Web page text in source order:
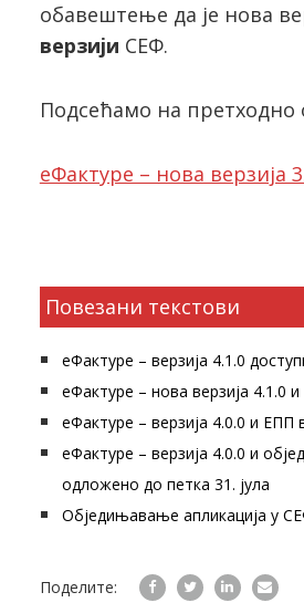
обавештење да је нова
верзији СЕФ.
Подсећамо на претходно
еФактуре – нова верзија
Повезани текстови
еФактуре – верзија 4.1.0
еФактуре – нова верзија 4.1.0
еФактуре – верзија 4.0.0 и ЕПП
еФактуре – верзија 4.0.0 и
одложено до петка 31. јула
Обједињавање апликација у
Поделите: